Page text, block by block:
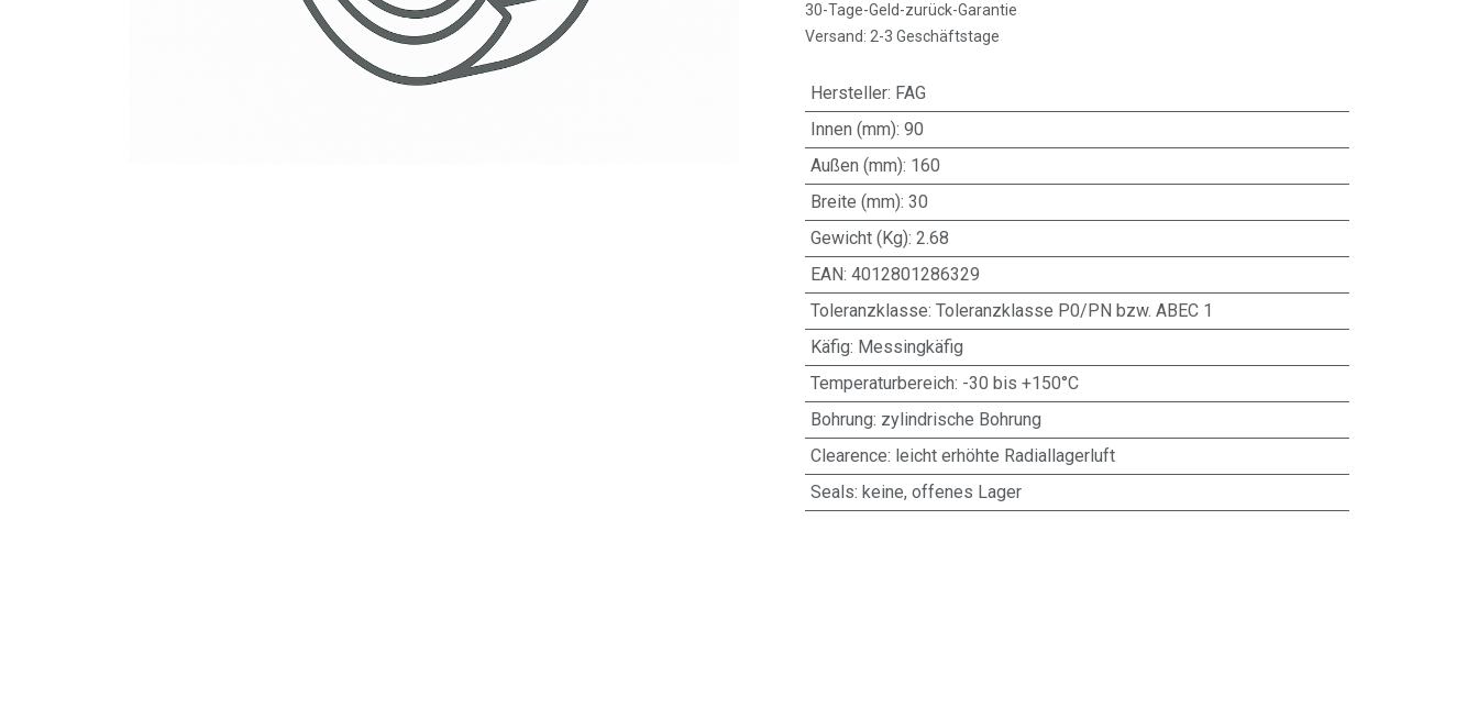
30-Tage-Geld-zurück-Garantie
Versand: 2-3 Geschäftstage
Hersteller: FAG
Innen (mm): 90
Außen (mm): 160
Breite (mm): 30
Gewicht (Kg): 2.68
EAN: 4012801286329
Toleranzklasse: Toleranzklasse P0/PN bzw. ABEC 1
Käfig: Messingkäfig
Temperaturbereich: -30 bis +150°C
Bohrung: zylindrische Bohrung
Clearence: leicht erhöhte Radiallagerluft
Seals: keine, offenes Lager